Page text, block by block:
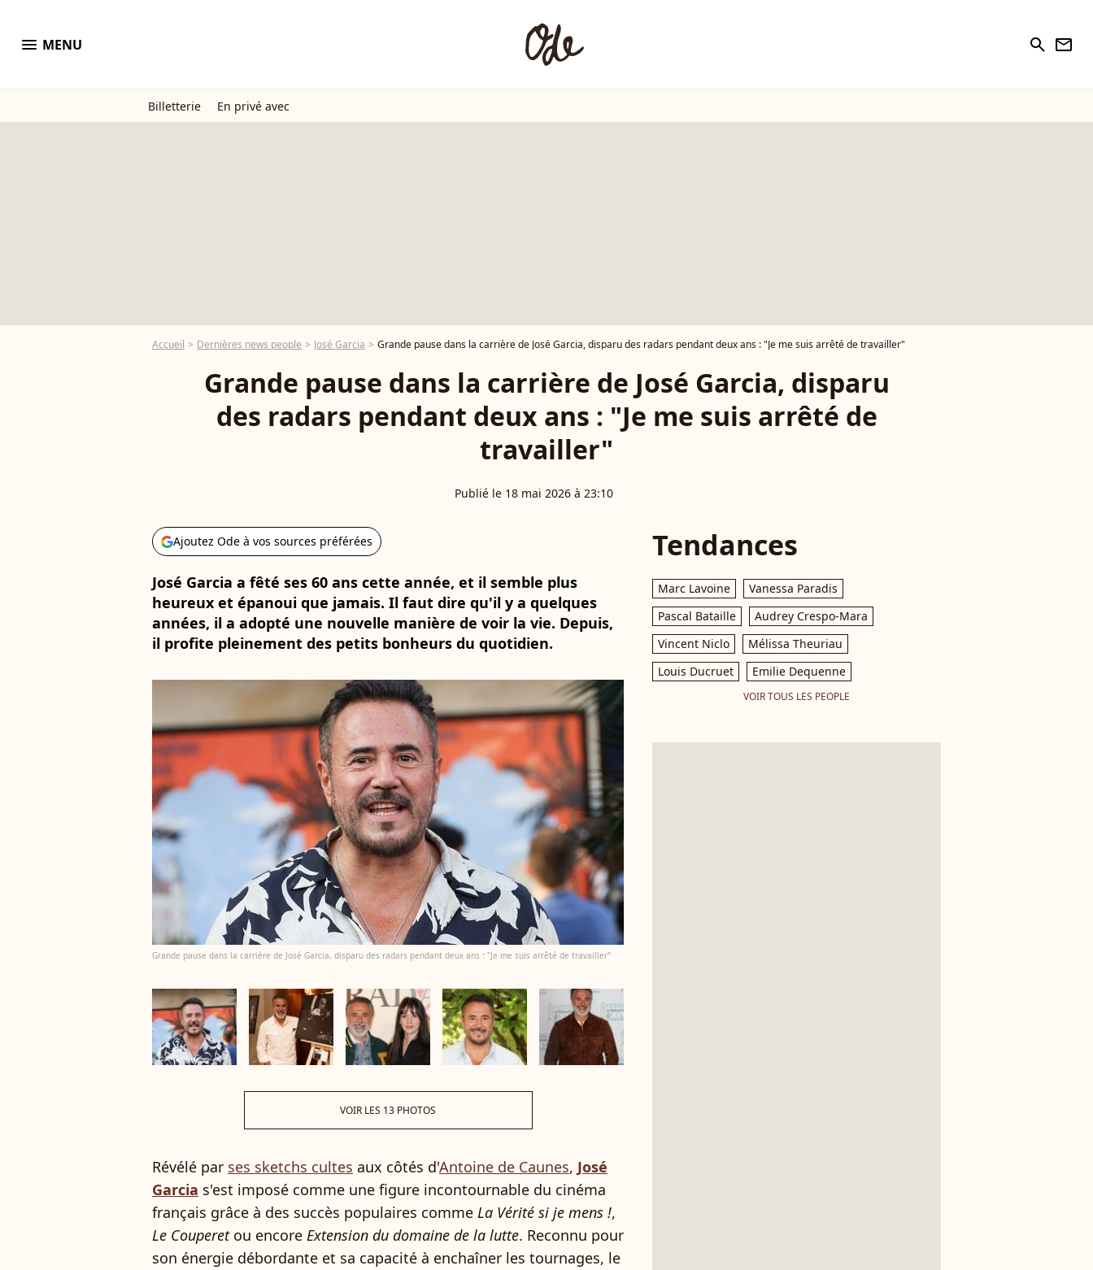
menu MENU search newsletter
Billetterie En privé avec
Accueil Dernières news people José Garcia Grande pause dans la carrière de José Garcia, disparu des radars pendant deux ans : "Je me suis arrêté de travailler"
Grande pause dans la carrière de José Garcia, disparu
des radars pendant deux ans : "Je me suis arrêté de
travailler"
Publié le 18 mai 2026 à 23:10
Ajoutez Ode à vos sources préférées
José Garcia a fêté ses 60 ans cette année, et il semble plus
heureux et épanoui que jamais. Il faut dire qu'il y a quelques
années, il a adopté une nouvelle manière de voir la vie. Depuis,
il profite pleinement des petits bonheurs du quotidien.
Grande pause dans la carrière de José Garcia, disparu des radars pendant deux ans : "Je me suis arrêté de travailler"
VOIR LES 13 PHOTOS
Révélé par ses sketchs cultes aux côtés d'Antoine de Caunes, José
Garcia s'est imposé comme une figure incontournable du cinéma
français grâce à des succès populaires comme La Vérité si je mens !,
Le Couperetou encore Extension du domaine de la lutte. Reconnu pour
son énergie débordante et sa capacité à enchaîner les tournages, le
Tendances
Marc Lavoine
Vanessa Paradis
Pascal Bataille
Audrey Crespo-Mara
Vincent Niclo
Mélissa Theuriau
Louis Ducruet
Emilie Dequenne
VOIR TOUS LES PEOPLE